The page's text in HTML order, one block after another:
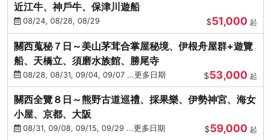
近江牛、神戶牛、保津川遊船
08/24, 08/28, 08/29 $51,000 起
關西蒐秘７日～美山茅茸合掌屋秘境、伊根舟屋群+遊覽
船、天橋立、須磨水族館、勝尾寺
08/28, 08/31, 09/04, 09/07 ...更多日期 $53,000 起
關西全覽８日～熊野古道巡禮、採果樂、伊勢神宮、海女
小屋、京都、大阪
08/31, 09/08, 09/15, 09/29 ...更多日期 $59,000 起